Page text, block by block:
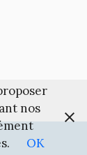
nos
OK